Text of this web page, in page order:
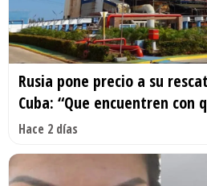
Rusia pone precio a su
Cuba: “Que encuentren con
Hace 2 días